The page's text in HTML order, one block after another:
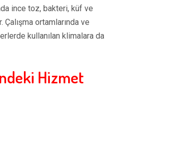
ince toz, bakteri, küf ve
ortamlarında ve
kullanılan klimalara da
Hizmet